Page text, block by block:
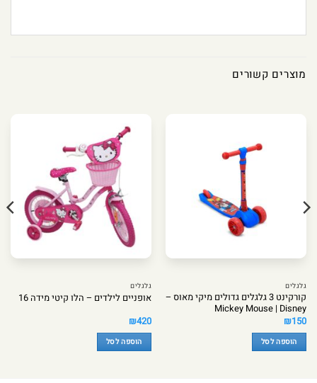
מוצרים קשורים
גלגלים
קורקינט 3 גלגלים גדולים מיקי מאוס –
Mickey Mouse | Disney
₪150
הוספה לסל
גלגלים
אופניים לילדים – הלו קיטי מידה 16
₪420
הוספה לסל